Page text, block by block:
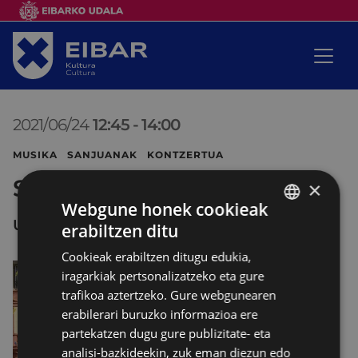
2021/06/24 12:45 -14:00
MUSIKA SANJUANAK KONTZERTUA
San Juan kontzertua
UNTZAGA
×
Webgune honek cookieak
erabiltzen ditu
Cookieak erabiltzen ditugu edukia,
iragarkiak pertsonalizatzeko eta gure
trafikoa aztertzeko. Gure webgunearen
erabilerari buruzko informazioa ere
partekatzen dugu gure publizitate- eta
analisi-bazkideekin, zuk eman diezun edo